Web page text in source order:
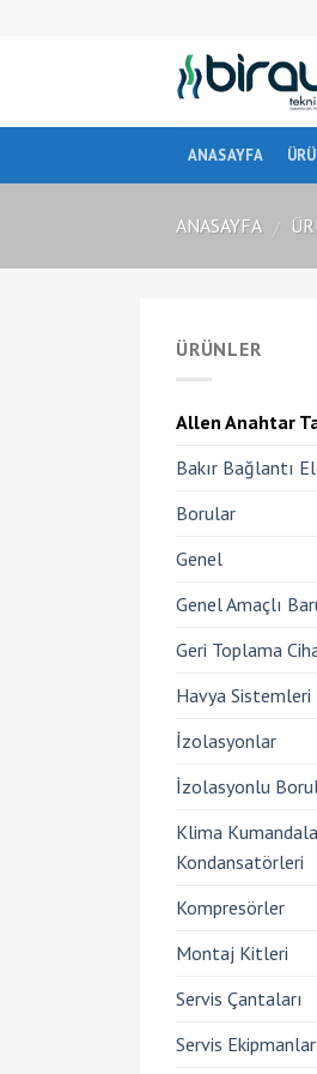
ANASAYFA
ANASAYFA /
ÜRÜNLER
Allen Anahtar
Bakır Bağlantı
Borular
Genel
Genel Amaçlı
Geri Toplama
Havya Sistemleri
İzolasyonlar
İzolasyonlu
Klima
Kondansatörleri
Kompresörler
Montaj Kitleri
Servis Çantaları
Servis